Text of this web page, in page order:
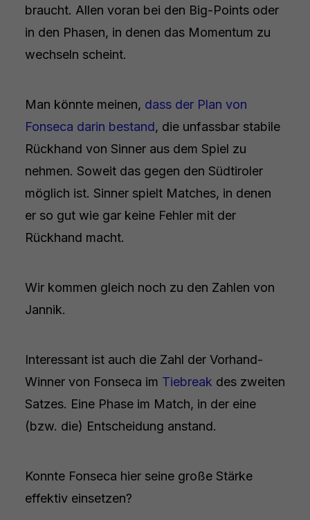
braucht. Allen voran bei den Big-Points oder
in den Phasen, in denen das Momentum zu
wechseln scheint.
Man könnte meinen, dass der Plan von
Fonseca darin bestand, die unfassbar stabile
Rückhand von Sinner aus dem Spiel zu
nehmen. Soweit das gegen den Südtiroler
möglich ist. Sinner spielt Matches, in denen
er so gut wie gar keine Fehler mit der
Rückhand macht.
Wir kommen gleich noch zu den Zahlen von
Jannik.
Interessant ist auch die Zahl der Vorhand-
Winner von Fonseca im Tiebreak des zweiten
Satzes. Eine Phase im Match, in der eine
(bzw. die) Entscheidung anstand.
Konnte Fonseca hier seine große Stärke
effektiv einsetzen?